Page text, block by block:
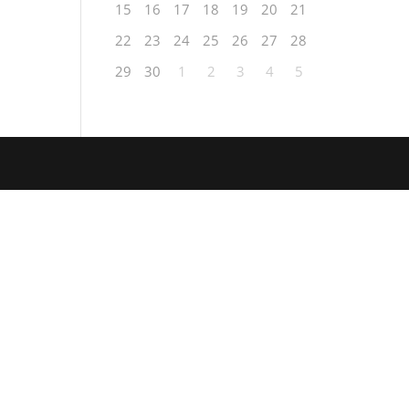
15
16 17 18 19 20
21
22
23 24 25 26 27
28
29
30 1 2 3 4 5